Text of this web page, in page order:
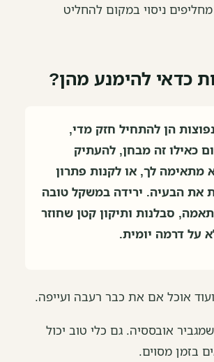
ניסוי במקום להחליט
כדאי להימנע מהן?
הן להתחיל חזק מדי,
כאילו זה מבחן, להעתיק
מתאימה לך, או לקנות פתרון
את הבעיה. ירידה במשקל טובה
סבלנות ותיקון קטן שחוזר
על דרמה יומית.
אוכל אם את כבר רעבה ועייפה.
אובססיה. גם כלי טוב יכול
בזמן מסוים.